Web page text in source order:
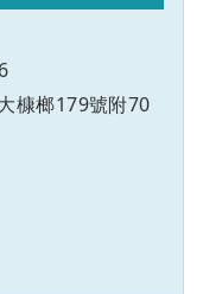
槺榔179號附70